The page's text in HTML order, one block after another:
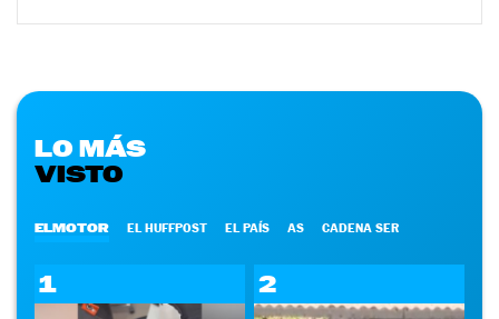
LO MÁS
VISTO
ELMOTOR EL HUFFPOST EL PAÍS AS CADENA SER
1 2